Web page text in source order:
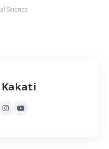
Science
Kakati